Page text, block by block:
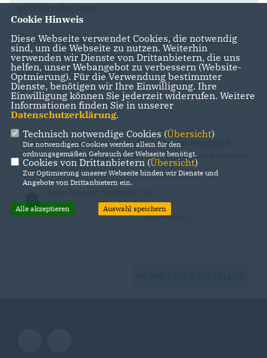
vollständig aus.
Über unseren Newsletter liefern wir Ihnen
aktuelle Informationen über unsere Arbeit
direkt in Ihr Postfach.
Hiermit berechtige ich die CDU Gemeindeverband
Ilsfeld zur Nutzung der Daten im Sinn der aufrufbaren
Datenschutzerklärung.*
Hier klicken
Friendly
Cookie Hinweis
Diese Webseite verwendet Cookies, die notwendig
sind, um die Webseite zu nutzen. Weiterhin
verwenden wir Dienste von Drittanbietern, die uns
helfen, unser Webangebot zu verbessern (Website-
Optmierung). Für die Verwendung bestimmter
Dienste, benötigen wir Ihre Einwilligung. Ihre
Einwilligung können Sie jederzeit widerrufen. Weitere
Informationen finden Sie in unserer
Datenschutzerklärung.
Technisch notwendige Cookies (Übersicht)
Die notwendigen Cookies werden allein für den
ordnungsgemäßen Gebrauch der Webseite benötigt.
Cookies von Drittanbietern (Übersicht)
Zur Optimierung unserer Webseite binden wir Dienste und
Angebote von Drittanbietern ein.
Alle akzeptieren Auswahl speichern